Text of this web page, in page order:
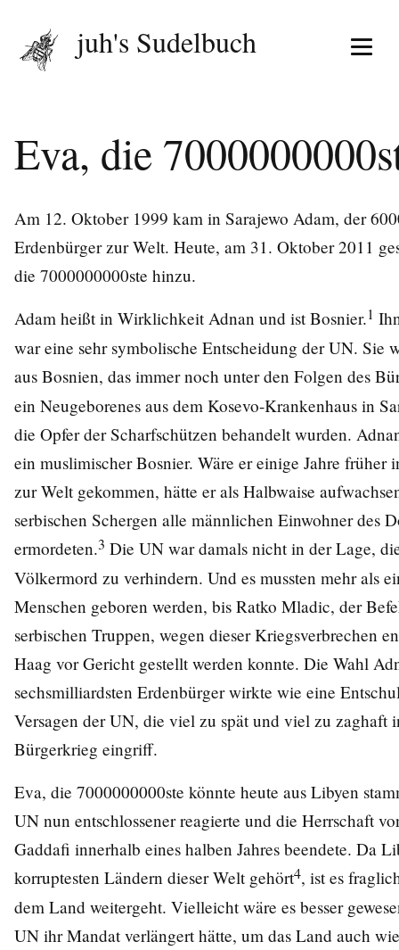
Menü
juh's Sudelbuch
Eva, die
Am 12. Oktober 1999 kam in Sarajewo Adam, der
Erdenbürger zur Welt. Heute, am 31. Oktober 2011
die 7000000000ste hinzu.
Adam heißt in Wirklichkeit Adnan und ist Bosnier.1
war eine sehr symbolische Entscheidung der UN. Sie
aus Bosnien, das immer noch unter den Folgen des
ein Neugeborenes aus dem Kosevo-Krankenhaus in
die Opfer der Scharfschützen behandelt wurden.
ein muslimischer Bosnier. Wäre er einige Jahre früher
zur Welt gekommen, hätte er als Halbwaise
serbischen Schergen alle männlichen Einwohner des
ermordeten.3 Die UN war damals nicht in der Lage,
Völkermord zu verhindern. Und es mussten mehr als
Menschen geboren werden, bis Ratko Mladic, der
serbischen Truppen, wegen dieser Kriegsverbrechen
Haag vor Gericht gestellt werden konnte. Die Wahl
sechsmilliardsten Erdenbürger wirkte wie eine
Versagen der UN, die viel zu spät und viel zu zaghaft
Bürgerkrieg eingriff.
Eva, die 7000000000ste könnte heute aus Libyen
UN nun entschlossener reagierte und die Herrschaft
Gaddafi innerhalb eines halben Jahres beendete. Da
korruptesten Ländern dieser Welt gehört4, ist es
dem Land weitergeht. Vielleicht wäre es besser
UN ihr Mandat verlängert hätte, um das Land auch